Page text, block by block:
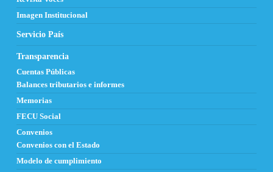
Imagen Institucional
Servicio País
Transparencia
Cuentas Públicas
Balances tributarios e informes
Memorias
FECU Social
Convenios
Convenios con el Estado
Modelo de cumplimiento